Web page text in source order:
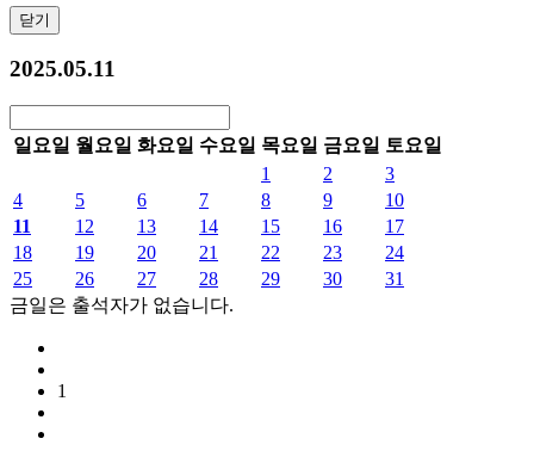
닫기
2025.05.11
일요일 월요일 화요일 수요일 목요일 금요일 토요일
1
2
3
4
5 6 7 8 9
10
11
12 13 14 15 16
17
18
19 20 21 22 23
24
25
26 27 28 29 30
31
금일은 출석자가 없습니다.
1